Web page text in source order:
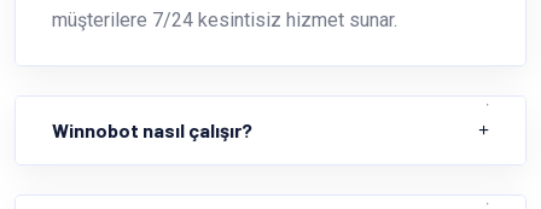
müşterilere 7/24 kesintisiz hizmet sunar.
Winnobot nasıl çalışır?